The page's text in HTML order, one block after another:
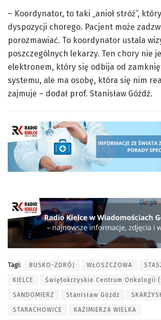
– Koordynator, to taki „anioł stróż”,
dyspozycji chorego. Pacjent może
porozmawiać. To koordynator ustala
poszczególnych lekarzy. Ten chory nie
elektronem, który się odbija od
systemu, ale ma osobę, która się nim
zajmuje – dodał prof. Stanisław Góźdź.
Tagi: BUSKO-ZDRÓJ WŁOSZCZOWA
KIELCE Świętokrzyskie Centrum Onkologii
SANDOMIERZ Stanisław Góźdź
STARACHOWICE KAZIMIERZA WIELKA